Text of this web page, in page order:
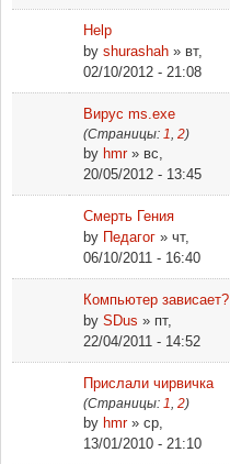
Help
by shurashah » вт,
02/10/2012 - 21:08
Вирус ms.exe
(Страницы: 1 2)
by hmr» вс,
20/05/2012 - 13:45
Смерть Гения
by Педагог » чт,
06/10/2011 - 16:40
Компьютер зависает?
by SDus » пт,
22/04/2011 - 14:52
Прислали чирвичка
(Страницы: 1 2)
by hmr» ср,
13/01/2010 - 21:10